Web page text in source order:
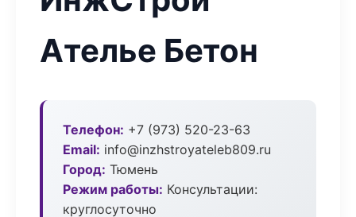
Ателье Бетон
Телефон: +7 (973) 520-23-63
Email: info@inzhstroyateleb809.ru
Город: Тюмень
Режим работы: Консультации:
круглосуточно